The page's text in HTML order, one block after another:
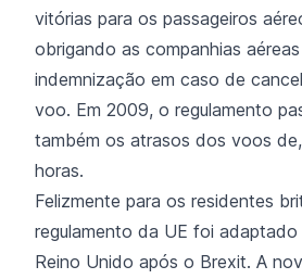
vitórias para os passageiros
obrigando as companhias
indemnização em caso de
voo. Em 2009, o regulamento
também os atrasos dos voos
horas.
Felizmente para os residentes
regulamento da UE foi
Reino Unido após o Brexit. A